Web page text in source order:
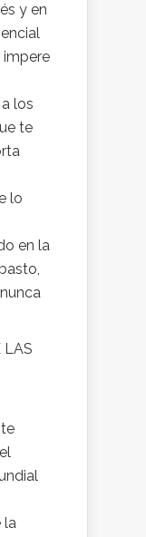
y en
impere
los
te
lo
en la
LAS
la